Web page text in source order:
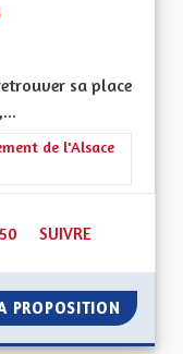
sa place
Culture, l'Education et
de l'Alsace
50 50 ABONNÉS
SUIVRE
PROPOSITION